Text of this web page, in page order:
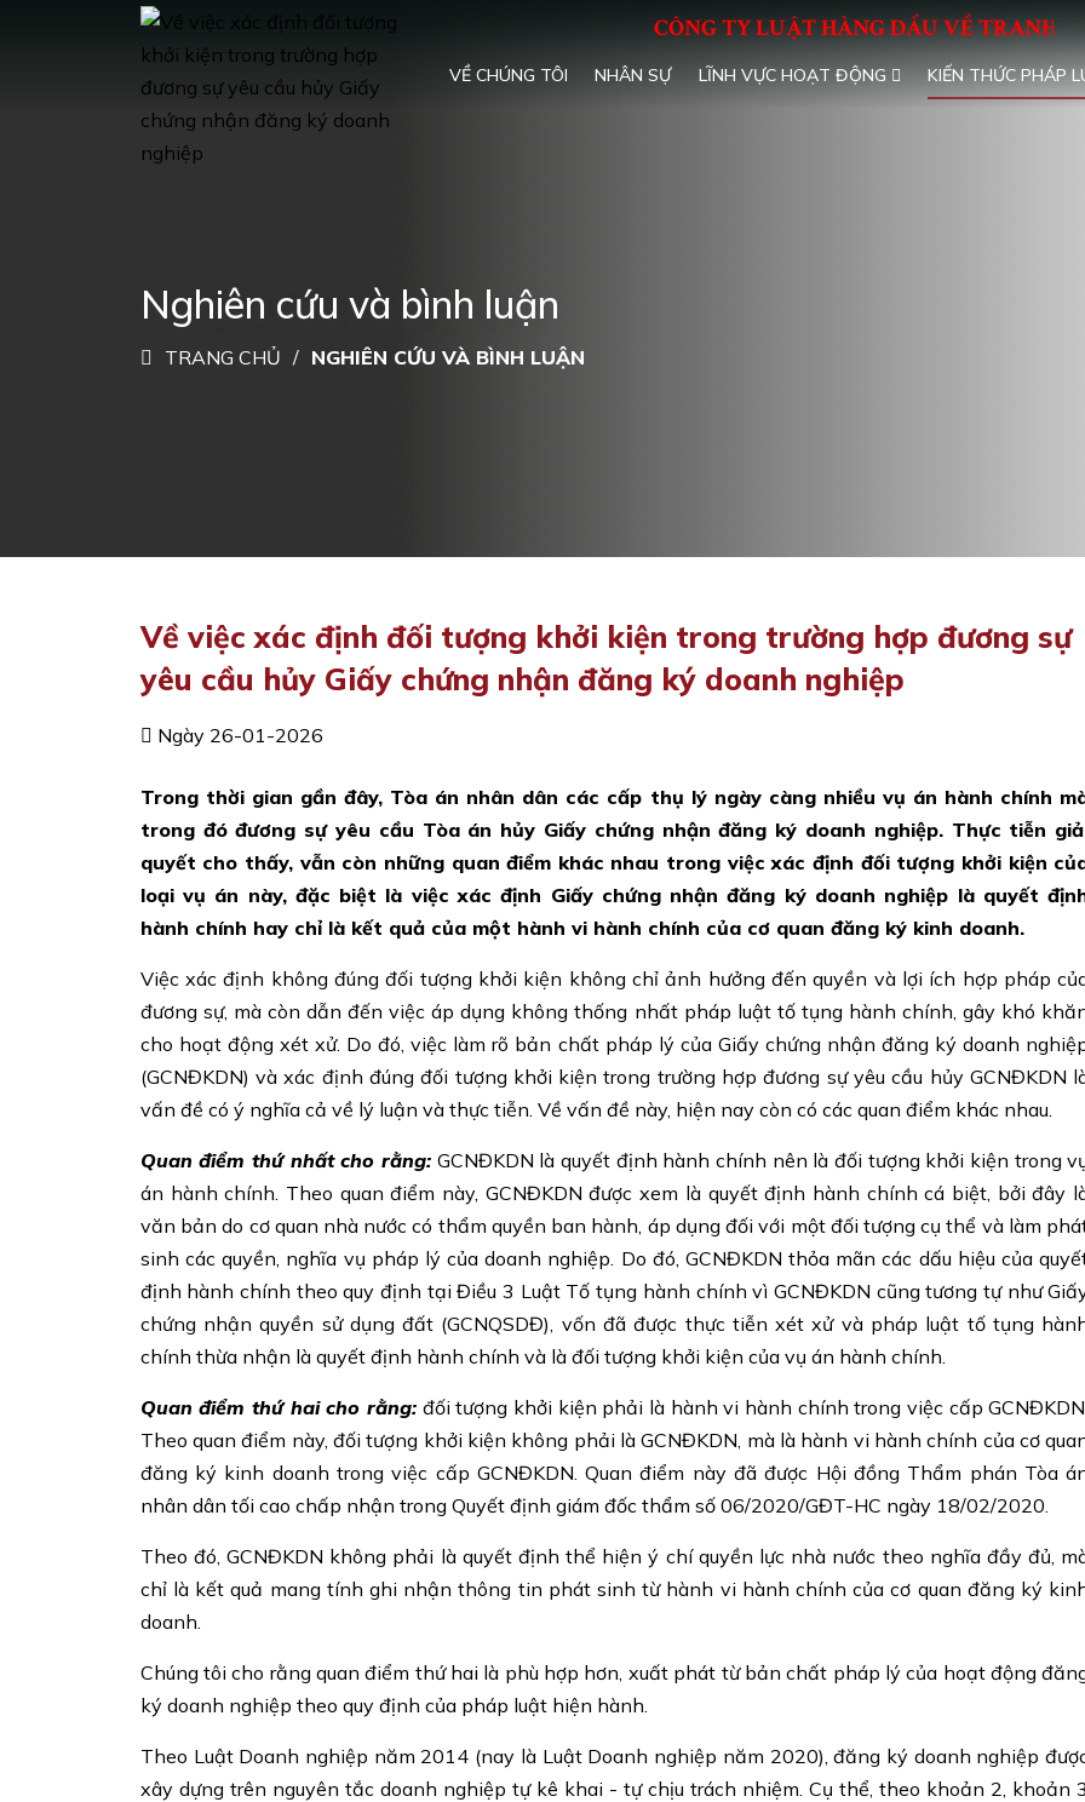
CÔNG TY LUẬT HÀNG ĐẦU VỀ TRANH
VỀ CHÚNG TÔI NHÂN SỰ LĨNH VỰC HOẠT ĐỘNG KIẾN THỨC PHÁP
Nghiên cứu và bình luận
TRANG CHỦ NGHIÊN CỨU VÀ BÌNH LUẬN
Về việc xác định đối tượng khởi kiện trong trường hợp đương sự
yêu cầu hủy Giấy chứng nhận đăng ký doanh nghiệp
Ngày 26-01-2026
Trong thời gian gần đây, Tòa án nhân dân các cấp thụ lý ngày càng nhiều vụ án hành chính
trong đó đương sự yêu cầu Tòa án hủy Giấy chứng nhận đăng ký doanh nghiệp. Thực tiễn
quyết cho thấy, vẫn còn những quan điểm khác nhau trong việc xác định đối tượng khởi kiện
loại vụ án này, đặc biệt là việc xác định Giấy chứng nhận đăng ký doanh nghiệp là quyết
hành chính hay chỉ là kết quả của một hành vi hành chính của cơ quan đăng ký kinh doanh.
Việc xác định không đúng đối tượng khởi kiện không chỉ ảnh hưởng đến quyền và lợi ích hợp pháp
đương sự, mà còn dẫn đến việc áp dụng không thống nhất pháp luật tố tụng hành chính, gây khó
cho hoạt động xét xử. Do đó, việc làm rõ bản chất pháp lý của Giấy chứng nhận đăng ký doanh
(GCNĐKDN) và xác định đúng đối tượng khởi kiện trong trường hợp đương sự yêu cầu hủy GCNĐKDN
vấn đề có ý nghĩa cả về lý luận và thực tiễn. Về vấn đề này, hiện nay còn có các quan điểm khác nhau.
Quan điểm thứ nhất cho rằng: GCNĐKDN là quyết định hành chính nên là đối tượng khởi kiện trong
án hành chính. Theo quan điểm này, GCNĐKDN được xem là quyết định hành chính cá biệt, bởi đây
văn bản do cơ quan nhà nước có thẩm quyền ban hành, áp dụng đối với một đối tượng cụ thể và làm
sinh các quyền, nghĩa vụ pháp lý của doanh nghiệp. Do đó, GCNĐKDN thỏa mãn các dấu hiệu của
định hành chính theo quy định tại Điều 3 Luật Tố tụng hành chính vì GCNĐKDN cũng tương tự như
chứng nhận quyền sử dụng đất (GCNQSDĐ), vốn đã được thực tiễn xét xử và pháp luật tố tụng
chính thừa nhận là quyết định hành chính và là đối tượng khởi kiện của vụ án hành chính.
Quan điểm thứ hai cho rằng: đối tượng khởi kiện phải là hành vi hành chính trong việc cấp
Theo quan điểm này, đối tượng khởi kiện không phải là GCNĐKDN, mà là hành vi hành chính của cơ
đăng ký kinh doanh trong việc cấp GCNĐKDN. Quan điểm này đã được Hội đồng Thẩm phán Tòa
nhân dân tối cao chấp nhận trong Quyết định giám đốc thẩm số 06/2020/GĐT-HC ngày 18/02/2020.
Theo đó, GCNĐKDN không phải là quyết định thể hiện ý chí quyền lực nhà nước theo nghĩa đầy đủ,
chỉ là kết quả mang tính ghi nhận thông tin phát sinh từ hành vi hành chính của cơ quan đăng ký
doanh.
Chúng tôi cho rằng quan điểm thứ hai là phù hợp hơn, xuất phát từ bản chất pháp lý của hoạt động
ký doanh nghiệp theo quy định của pháp luật hiện hành.
Theo Luật Doanh nghiệp năm 2014 (nay là Luật Doanh nghiệp năm 2020), đăng ký doanh nghiệp
xây dựng trên nguyên tắc doanh nghiệp tự kê khai - tự chịu trách nhiệm. Cụ thể, theo khoản 2, khoản 3